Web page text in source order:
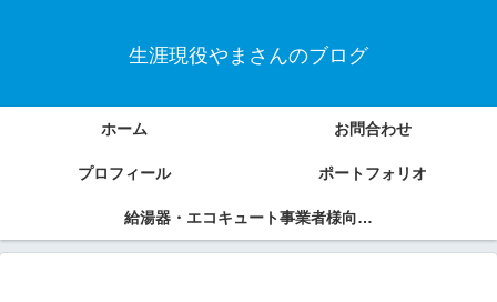
生涯現役やまさんのブログ
ホーム お問合わせ
プロフィール ポートフォリオ
給湯器・エコキュート事業者様向けSEOコンテンツ制作サービス